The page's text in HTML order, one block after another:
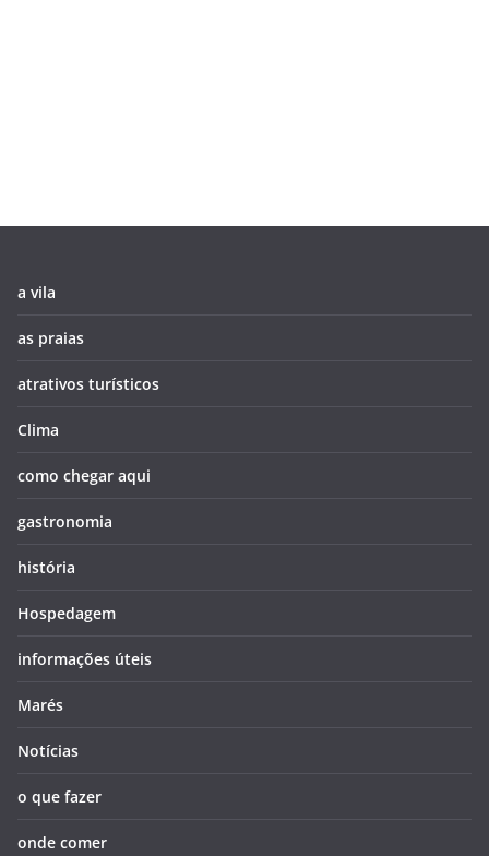
a vila
as praias
atrativos turísticos
Clima
como chegar aqui
gastronomia
história
Hospedagem
informações úteis
Marés
Notícias
o que fazer
onde comer